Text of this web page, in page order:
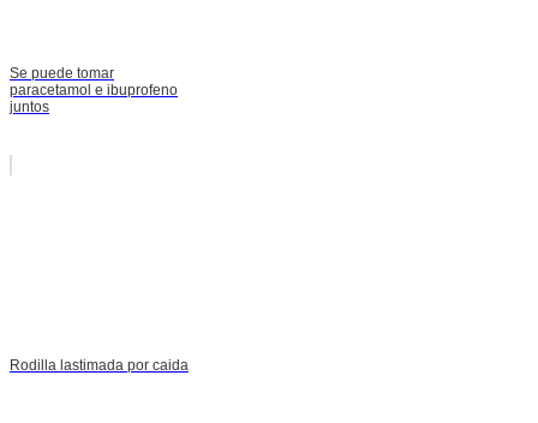
Se puede tomar
paracetamol e ibuprofeno
juntos
Rodilla lastimada por caida